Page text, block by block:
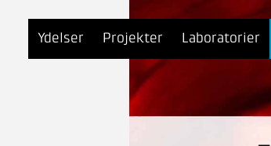
Ydelser Projekter Laboratorier